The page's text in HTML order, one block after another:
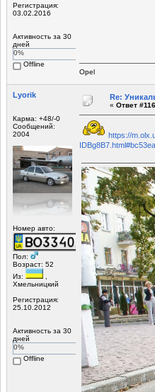
Регистрация:
03.02.2016
Активность за 30
дней
0%
Offline
Opel
Lyorik
Карма: +48/-0
Сообщений:
2004
Номер авто:
Пол:
Возраст: 52
Из:
,
Хмельницкий
Регистрация:
25.10.2012
Активность за 30
дней
0%
Offline
Re:
« Ответ
https://